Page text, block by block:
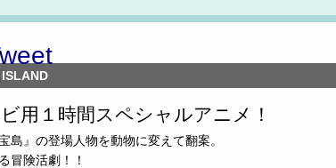
用１時間スペシャルアニメ！
島』の登場人物を動物に変えて翻案。
冒険活劇！！